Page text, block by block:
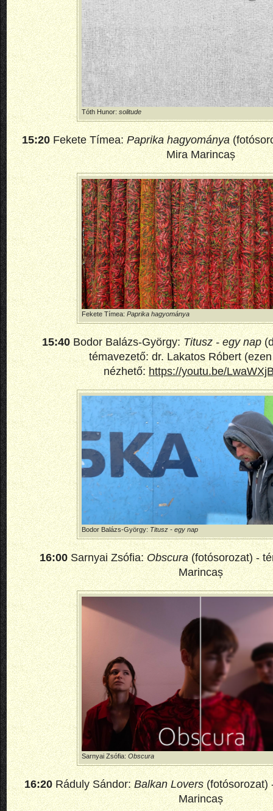
Tóth Hunor: solitude
15:20Fekete Tímea:Paprika hagyománya
Mira Marincaș
Fekete Tímea: Paprika hagyománya
15:40 Bodor Balázs-György:Titusz - egy nap
témavezető: dr. Lakatos Róbert
nézhető:https://youtu.be/
Bodor Balázs-György: Titusz - egy nap
16:00Sarnyai Zsófia:Obscura (fotósorozat) -
Marincaș
Sarnyai Zsófia: Obscura
16:20Ráduly Sándor:Balkan Lovers(fotósorozat)
Marincaș